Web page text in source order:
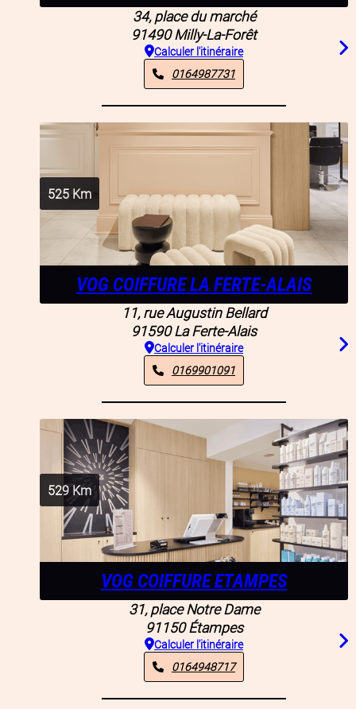
34, place du marché
91490 Milly-La-Forêt
Calculer l'itinéraire
0164987731
525 Km
VOG COIFFURE LA FERTE-ALAIS
11, rue Augustin Bellard
91590 La Ferte-Alais
Calculer l'itinéraire
0169901091
529Km
VOG COIFFURE ETAMPES
31, place Notre Dame
91150 Étampes
Calculer l'itinéraire
0164948717